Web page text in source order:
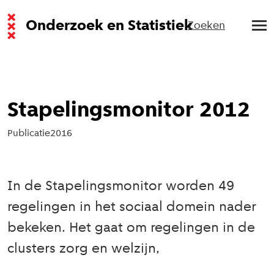
Onderzoek en StatistiekZoeken
Stapelingsmonitor 2012
Publicatie2016
In de Stapelingsmonitor worden 49
regelingen in het sociaal domein nader
bekeken. Het gaat om regelingen in de
clusters zorg en welzijn,